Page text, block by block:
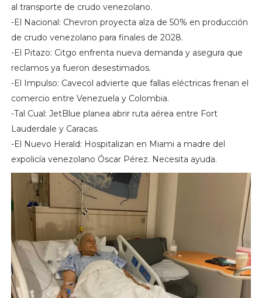
al transporte de crudo venezolano.
-El Nacional: Chevron proyecta alza de 50% en producción
de crudo venezolano para finales de 2028.
-El Pitazo: Citgo enfrenta nueva demanda y asegura que
reclamos ya fueron desestimados.
-El Impulso: Cavecol advierte que fallas eléctricas frenan el
comercio entre Venezuela y Colombia.
-Tal Cual: JetBlue planea abrir ruta aérea entre Fort
Lauderdale y Caracas.
-El Nuevo Herald: Hospitalizan en Miami a madre del
expolicía venezolano Óscar Pérez. Necesita ayuda.